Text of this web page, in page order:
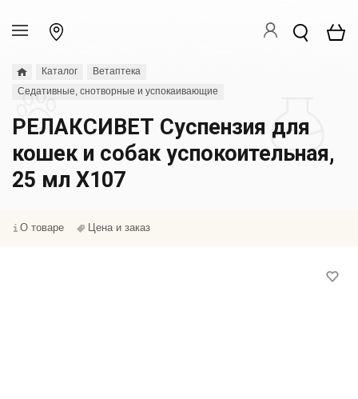
Каталог
Ветаптека
Седативные, снотворные и успокаивающие
РЕЛАКСИВЕТ Суспензия для
кошек и собак успокоительная,
25 мл Х107
О товаре Цена и заказ